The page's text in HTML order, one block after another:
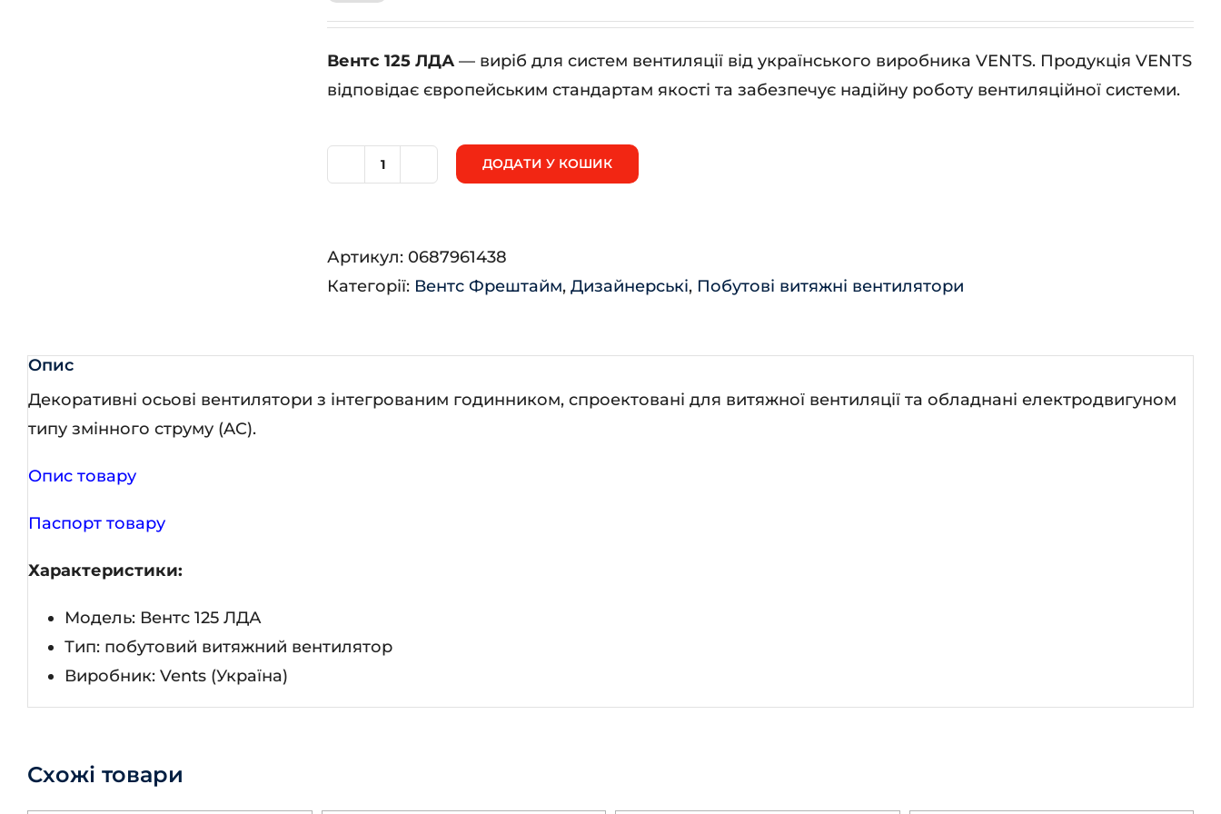
Вентс 125 ЛДА — виріб для систем вентиляції від українського виробника VENTS. Продукція VENTS
відповідає європейським стандартам якості та забезпечує надійну роботу вентиляційної системи.
кількість
ДОДАТИ У КОШИК
Артикул: 0687961438
Категорії: Вентс Фрештайм, Дизайнерські, Побутові витяжні вентилятори
Опис
Декоративні осьові вентилятори з інтегрованим годинником, спроектовані для витяжної вентиляції та обладнані електродвигуном
типу змінного струму (AC).
Опис товару
Паспорт товару
Характеристики:
Модель: Вентс 125 ЛДА
Тип: побутовий витяжний вентилятор
Виробник: Vents (Україна)
Схожі товари